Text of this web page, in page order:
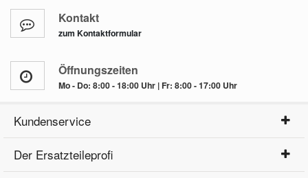
Kontakt
zum Kontaktformular
Öffnungszeiten
Mo - Do: 8:00 - 18:00 Uhr | Fr: 8:00 - 17:00 Uhr
Kundenservice
Der Ersatzteileprofi